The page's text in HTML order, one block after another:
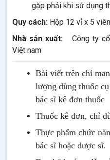
gặp phải khi sử dụng
Quy cách: Hộp 12 vỉ x 5 viên
Nhà sản xuất:
Công ty
Việt nam
Bài viết trên chỉ
lượng dùng thuốc
bác sĩ kê đơn thuốc
Thuốc kê đơn, chỉ
Thực phẩm chức
bác sĩ hoặc dược sĩ.